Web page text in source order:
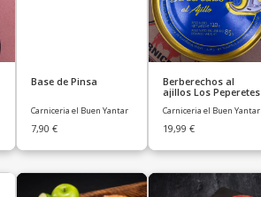
Base de Pinsa
Carniceria el Buen Yantar
7,90 €
Berberechos al
ajillos Los Peperetes
Carniceria el Buen Yantar
19,99 €